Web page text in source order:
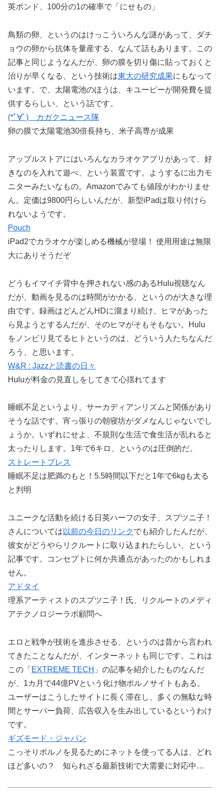
英ポンド、100分の1の確率で「にせもの」
鳥類の卵、というのはけっこういろんな謎があって、ダチ
ョウの卵から抗体を量産する、なんて話もあります。この
記事と同じようなんだが、卵の膜を切り傷に貼っておくと
治りが早くなる、という技術は東大の研究成果にもなって
います。で、太陽電池のほうは、キユーピーが開発費を提
供するらしい、という話です。
(*ﾟ∀ﾟ)ゞカガクニュース隊
卵の膜で太陽電池30倍長持ち、米子高専が成果
アップルストアにはいろんなカラオケアプリがあって、好
きなのを入れて遊べ、という装置です。ようするに出力モ
ニターみたいなもの。Amazonでみても値段がわかりませ
ん。定価は9800円らしいんだが、新型iPadは取り付けら
れないようです。
Pouch
iPad2でカラオケが楽しめる機械が登場！ 使用用途は無限
大にありそうだぞ
どうもイマイチ背中を押されない感のあるHulu視聴なん
だが、動画を見るのは時間がかかる、というのが大きな理
由です。録画はどんどんHDに溜まり続け、ヒマがあった
ら見ようとするんだが、そのヒマがそもそもない。Hulu
をノンビリ見てるヒトというのは、どういう人たちなんだ
ろう、と思います。
W&R : Jazzと読書の日々
Huluが料金の見直しをしてきて心揺れてます
睡眠不足というより、サーカディアンリズムと関係があり
そうな話です。宵っ張りの朝寝坊がダメなんじゃないでし
ょうか。いずれにせよ、不規則な生活で食生活が乱れると
太ったりします。1年で6キロ、というのは圧倒的だ。
ストレートプレス
睡眠不足は肥満のもと！5.5時間以下だと1年で6kgも太る
と判明
ユニークな活動を続ける日英ハーフの女子、スプツニ子！
さんについては 以前の今日のリンクでも紹介したんだが、
彼女がどうやらリクルートに取り込まれたらしい、という
記事です。コンセプトに何か共通点があったのかもしれま
せん。
アドタイ
理系アーティストのスプツニ子！氏、リクルートのメディ
アテクノロジーラボ顧問へ
エロと戦争が技術を進歩させる、というのは昔から言われ
てきたことなんだが、インターネットも同じです。これは
この「 EXTREME TECH 」の記事を紹介したものなんだ
が、1カ月で44億PVという化け物ポルノサイトもある。
ユーザーはこうしたサイトに長く滞在し、多くの無駄な時
間とサーバー負荷、広告収入を生み出しているというわけ
です。
ギズモード・ジャパン
こっそりポルノを見るためにネットを使ってる人は、どれ
ほど多いの？ 知られざる最新技術で大需要に対応中…